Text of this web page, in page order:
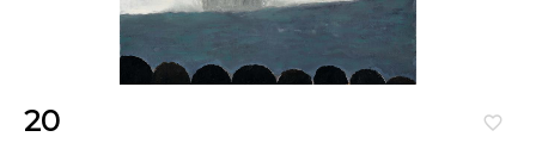
favorite_border
20